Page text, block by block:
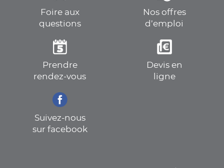
Foire aux
questions
Nos offres
d’emploi
Prendre
rendez-vous
Devis en
ligne
Suivez-nous
sur facebook